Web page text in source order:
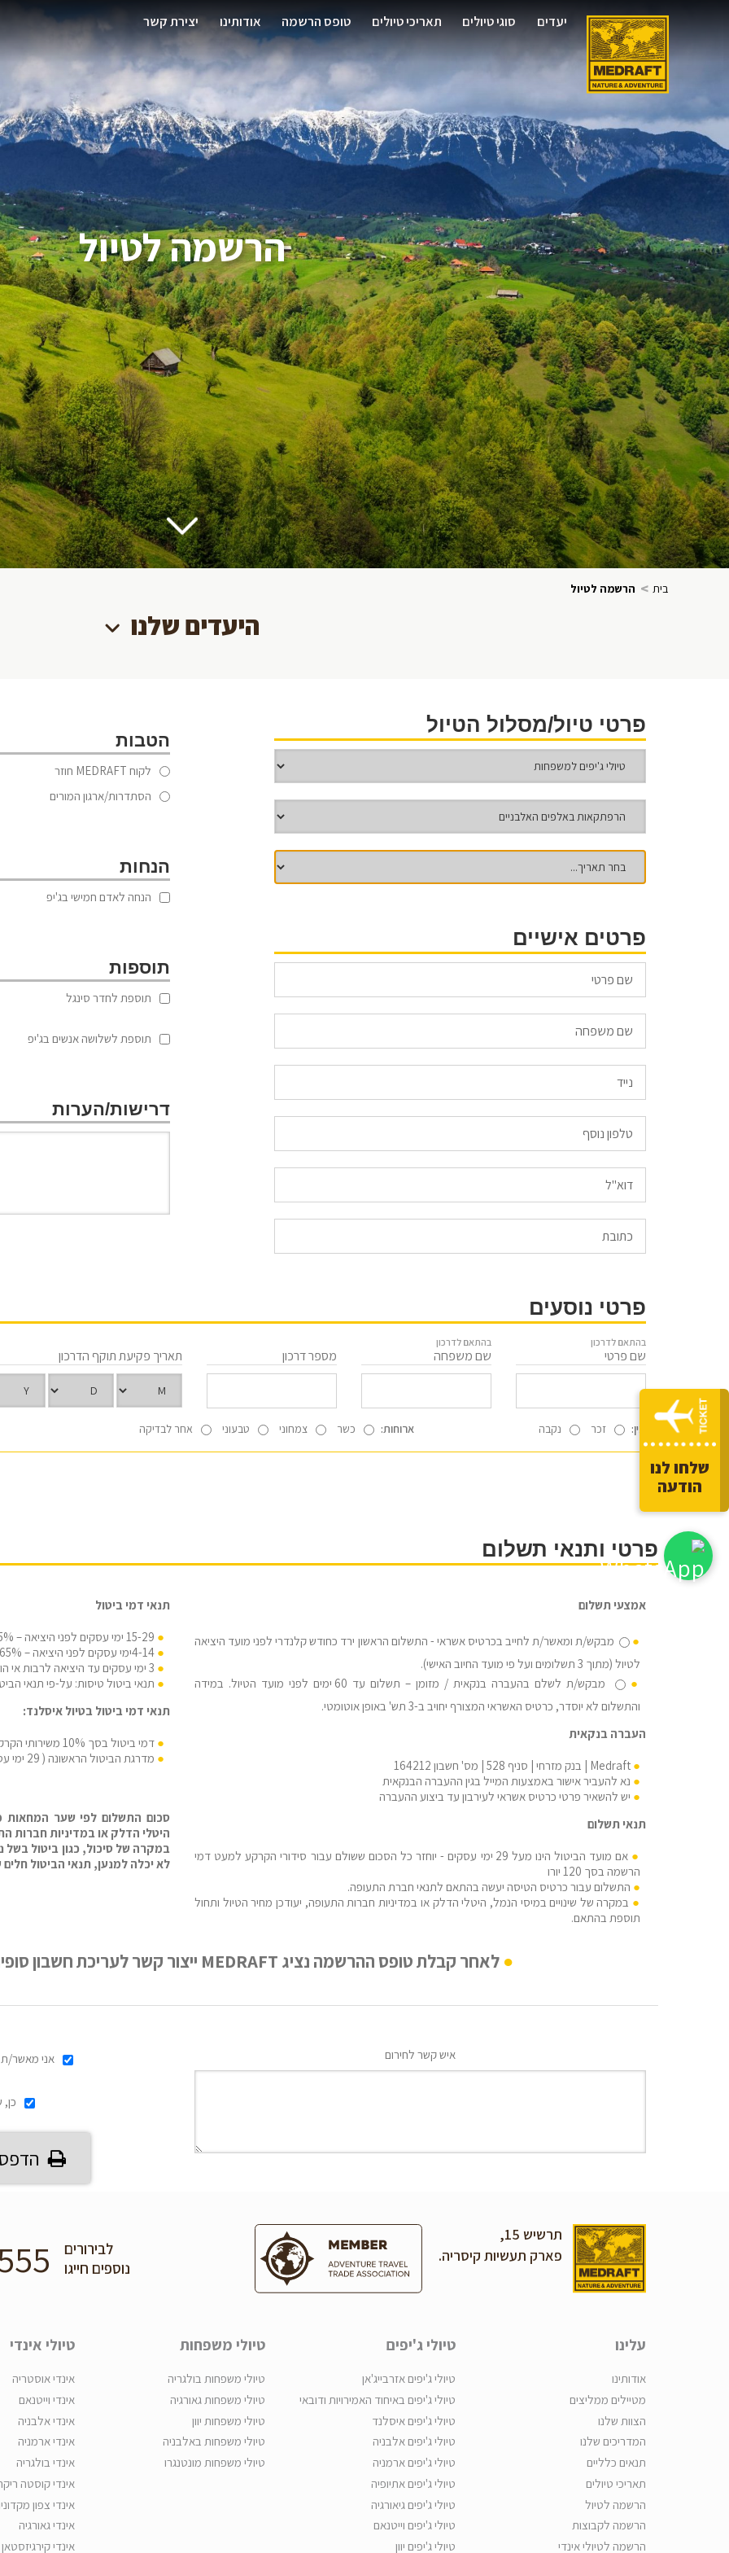
יעדים סוגי טיולים תאריכי טיולים טופס הרשמה אודותינו יצירת קשר
שלחו לנו
הודעה
הרשמה לטיול
בית > הרשמה לטיול
היעדים שלנו
פרטי טיול/מסלול הטיול
פרטים אישיים
Email
הטבות
לקוח MEDRAFT חוזר
הסתדרות/ארגון המורים
הנחות
הנחה לאדם חמישי בג'יפ
תוספות
תוספת לחדר סינגל
תוספת לשלושה אנשים בג'יפ
דרישות/הערות
פרטי נוסעים
בהתאם לדרכון
שם פרטי
בהתאם לדרכון
שם משפחה מספר דרכון תאריך פקיעת תוקף הדרכון
מין: זכר נקבה ארוחות: כשר צמחוני טבעוני אחר לבדיקה
פרטי ותנאי תשלום
אמצעי תשלום
מבקש/ת ומאשר/ת לחייב בכרטיס אשראי - התשלום הראשון ירד כחודש קלנדרי לפני מועד היציאה
לטיול (מתוך 3 תשלומים ועל פי מועד החיוב האישי).
מבקש/ת לשלם בהעברה בנקאית / מזומן – תשלום עד 60 ימים לפני מועד הטיול. במידה
והתשלום לא יוסדר, כרטיס האשראי המצורף יחויב ב-3 תש' באופן אוטומטי.
העברה בנקאית
Medraft | בנק מזרחי | סניף 528 | מס' חשבון 164212
נא להעביר אישור באמצעות המייל בגין ההעברה הבנקאית
יש להשאיר פרטי כרטיס אשראי לעירבון עד ביצוע ההעברה
תנאי תשלום
אם מועד הביטול הינו מעל 29 ימי עסקים - יוחזר כל הסכום ששולם עבור סידורי הקרקע למעט דמי
הרשמה בסך 120 יורו
התשלום עבור כרטיס הטיסה יעשה בהתאם לתנאי חברת התעופה.
במקרה של שינויים במיסי הנמל, היטלי הדלק או במדיניות חברות התעופה, יעודכן מחיר הטיול ותחול
תוספת בהתאם.
תנאי דמי ביטול
15-29 ימי עסקים לפני היציאה – 35% מעלות הטיול.
4-14ימי עסקים לפני היציאה – 65% מעלות הטיול.
3 ימי עסקים עד היציאה לרבות אי הופעה – 100% מעלות הטיול.
תנאי ביטול טיסות: על-פי תנאי
תנאי דמי ביטול בטיול איסלנד:
דמי ביטול בסך 10% משירותי הקרקע יהיו בתוקף החל מ-3 חודשים מיום הטיול
מדרגת הביטול הראשונה ( 29 ימי עסקים ומטה ) תהייה 50% במקום 35%
סכום התשלום לפי שער המחאות
היטלי הדלק או במדיניות חברות
במקרה של סיכול, כגון ביטול בשל
לא יכלה למנען, תנאי הביטול חלים
לאחר קבלת טופס ההרשמה נציג MEDRAFT ייצור קשר לעריכת חשבון סופית וקבלת פרטי אשראי.
איש קשר לחירום אני מאשר/
כן,
תרשיש 15,
פארק תעשיות קיסריה.
לבירורים
נוספים חייגו
עלינו
אודותינו
מטיילים ממליצים
הצוות שלנו
המדריכים שלנו
תנאים כלליים
תאריכי טיולים
הרשמה לטיול
הרשמה לקבוצות
הרשמה לטיולי אינדי
טיולי ג'יפים
טיולי ג'יפים אזרבייג'אן
טיולי ג'יפים באיחוד האמירויות ודובאי
טיולי ג'יפים איסלנד
טיולי ג'יפים אלבניה
טיולי ג'יפים ארמניה
טיולי ג'יפים אתיופיה
טיולי ג'יפים גיאורגיה
טיולי ג'יפים וייטנאם
טיולי ג'יפים יוון
טיולי משפחות
טיולי משפחות בולגריה
טיולי משפחות גאורגיה
טיולי משפחות יוון
טיולי משפחות באלבניה
טיולי משפחות מונטנגרו
טיולי אינדי
אינדי אוסטריה
אינדי וייטנאם
אינדי אלבניה
אינדי ארמניה
אינדי בולגריה
אינדי קוסטה
אינדי צפון
אינדי גאורגיה
אינדי קירגיזסטאן